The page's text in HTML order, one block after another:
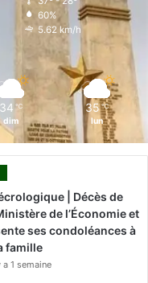
r
60%
5.62 km/h
34 ℃
dim
35 ℃
lun
| Décès de
de l’Économie et
ses condoléances à
famille
a 1 semaine